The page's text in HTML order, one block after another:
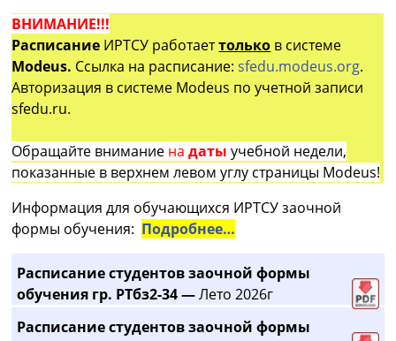
ВНИМАНИЕ!!!
Расписание ИРТСУ работаеттолько в системе
Modeus. Ссылка на расписание:sfedu.modeus.org.
Авторизация в системе Modeus по учетной записи
sfedu.ru.
Обращайте внимание на датыучебной недели,
показанные в верхнем левом углу страницы Modeus!
Информация для обучающихся ИРТСУ заочной
формы обучения: Подробнее…
Расписание студентов заочной формы
обучения гр. РТбз2-34 —Лето 2026г
Расписание студентов заочной формы